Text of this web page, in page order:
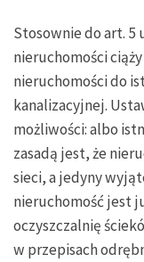
Stosownie do art. 5
nieruchomości
nieruchomości do
kanalizacyjnej.
możliwości: albo
zasadą jest, że
sieci, a jedyny
nieruchomość jest
oczyszczalnię
w przepisach